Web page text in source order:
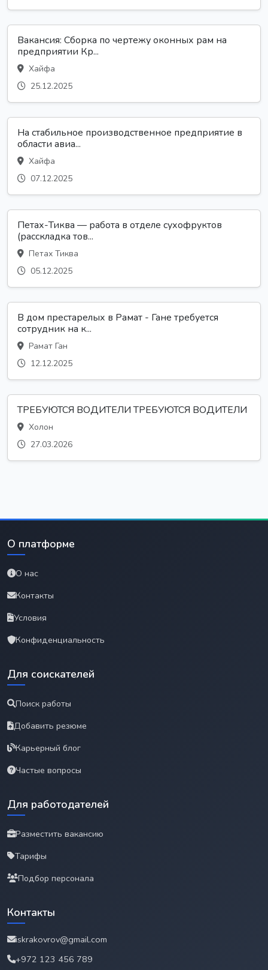
Вакансия: Сборка по чертежу оконных рам на
предприятии Кр...
Хайфа
25.12.2025
На стабильное производственное предприятие в
области авиа...
Хайфа
07.12.2025
Петах-Тиква — работа в отделе сухофруктов
(расскладка тов...
Петах Тиква
05.12.2025
В дом престарелых в Рамат - Гане требуется
сотрудник на к...
Рамат Ган
12.12.2025
ТРЕБУЮТСЯ ВОДИТЕЛИ ТРЕБУЮТСЯ ВОДИТЕЛИ
Холон
27.03.2026
О платформе
О нас
Контакты
Условия
Конфиденциальность
Для соискателей
Поиск работы
Добавить резюме
Карьерный блог
Частые вопросы
Для работодателей
Разместить вакансию
Тарифы
Подбор персонала
Контакты
iskrakovrov@gmail.com
+972 123 456 789